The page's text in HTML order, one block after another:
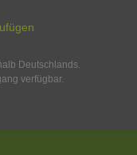
Deutschlands.
verfügbar.